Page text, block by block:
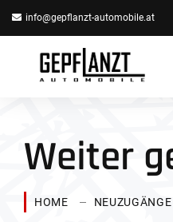
info@gepflanzt-automobile.at
Weiter
HOME NEUZUGÄNGE